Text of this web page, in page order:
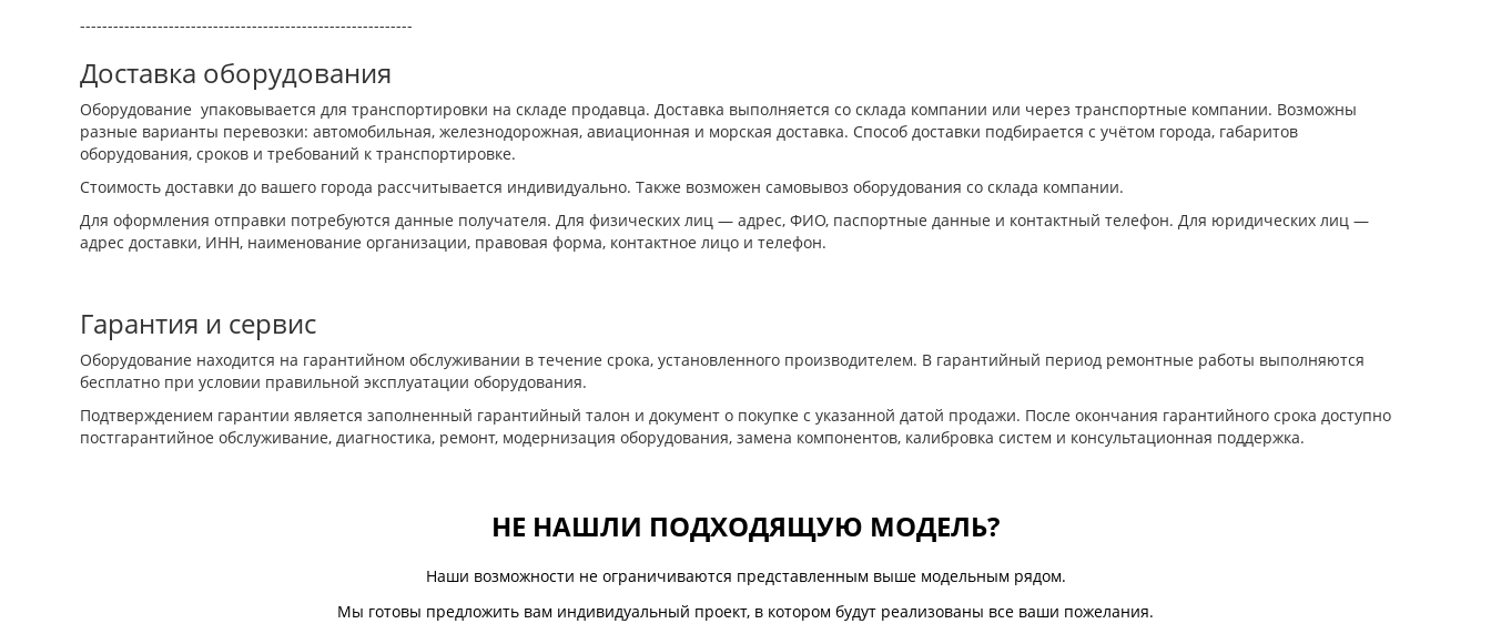
------------------------------------------------------------
Доставка оборудования
Оборудование упаковывается для транспортировки на складе продавца. Доставка выполняется со склада компании или через транспортные компании. Возможны
разные варианты перевозки: автомобильная, железнодорожная, авиационная и морская доставка. Способ доставки подбирается с учётом города, габаритов
оборудования, сроков и требований к транспортировке.
Стоимость доставки до вашего города рассчитывается индивидуально. Также возможен самовывоз оборудования со склада компании.
Для оформления отправки потребуются данные получателя. Для физических лиц — адрес, ФИО, паспортные данные и контактный телефон. Для юридических лиц —
адрес доставки, ИНН, наименование организации, правовая форма, контактное лицо и телефон.
Гарантия и сервис
Оборудование находится на гарантийном обслуживании в течение срока, установленного производителем. В гарантийный период ремонтные работы выполняются
бесплатно при условии правильной эксплуатации оборудования.
Подтверждением гарантии является заполненный гарантийный талон и документ о покупке с указанной датой продажи. После окончания гарантийного срока доступно
постгарантийное обслуживание, диагностика, ремонт, модернизация оборудования, замена компонентов, калибровка систем и консультационная поддержка.
НЕ НАШЛИ ПОДХОДЯЩУЮ МОДЕЛЬ?
Наши возможности не ограничиваются представленным выше модельным рядом.
Мы готовы предложить вам индивидуальный проект, в котором будут реализованы все ваши пожелания.